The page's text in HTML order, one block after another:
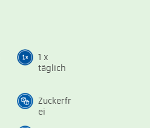
1 x
täglich
Zuckerfr
ei